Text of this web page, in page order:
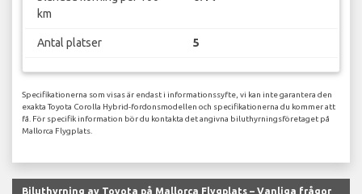
km
Antal platser 5
Specifikationerna som visas är endast i informationssyfte, vi kan inte garantera den
exakta Toyota Corolla Hybrid-fordonsmodellen och specifikationerna du kommer att
få. För specifik information bör du kontakta det angivna biluthyrningsföretaget på
Mallorca Flygplats.
Biluthyrning av Toyota på Mallorca Flygplats – Vanliga frågor